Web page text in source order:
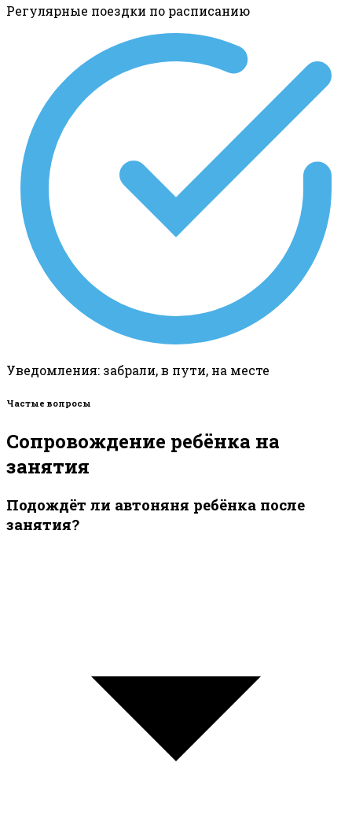
Регулярные поездки по расписанию
Уведомления: забрали, в пути, на месте
Частые вопросы
Сопровождение ребёнка на
занятия
Подождёт ли автоняня ребёнка после
занятия?